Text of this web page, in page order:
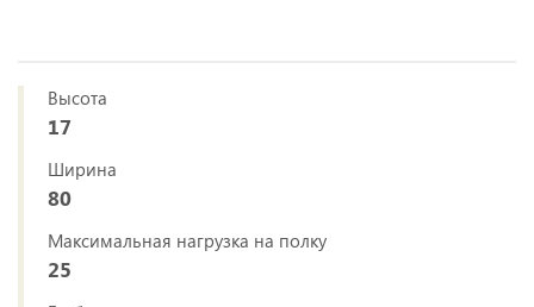
Высота
17
Ширина
80
Максимальная нагрузка на полку
25